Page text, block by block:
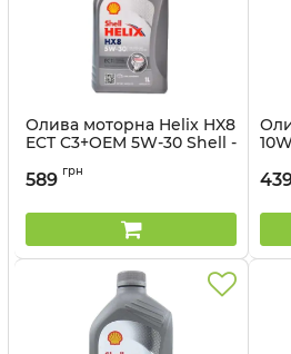
Олива моторна Helix HX8
ECT C3+OEM 5W-30 Shell -
Артикул:
589 грн